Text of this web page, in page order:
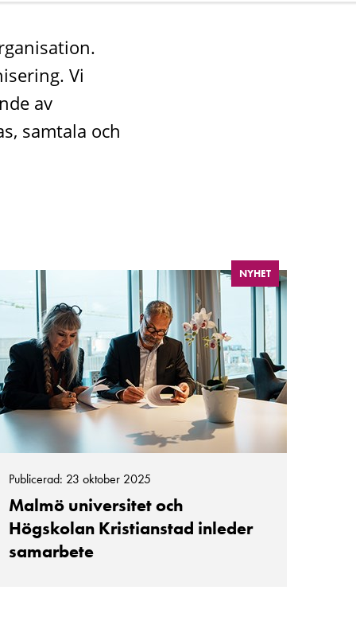
Vi
av
samtala och
NYHET
Publicerad: 23 oktober 2025
Malmö universitet och
Högskolan Kristianstad inleder
samarbete